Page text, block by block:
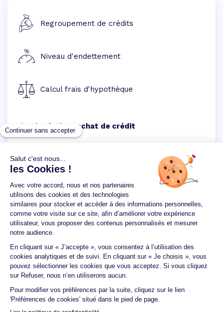
Regroupement de crédits
Niveau d'endettement
Calcul frais d'hypothèque
Simulation rachat de crédit
Un crédit vous engage et doit être remboursé.
Vérifiez vos capacités de remboursement avant de
vous engager.
Aucun versement, de quelque nature que ce soit, ne
peut être exigé d'un particulier avant l'obtention
d'un ou plusieurs prêts d'argent.
© 2026 Guide du crédit •Plan du site• Mentions
Accessibilité Contact